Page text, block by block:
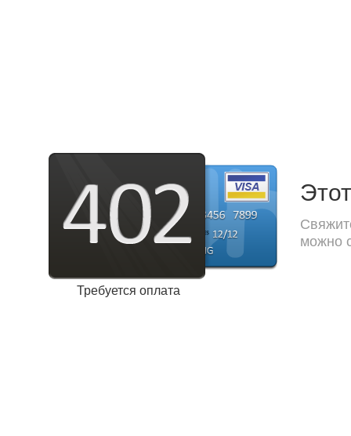
Требуется оплата
можно